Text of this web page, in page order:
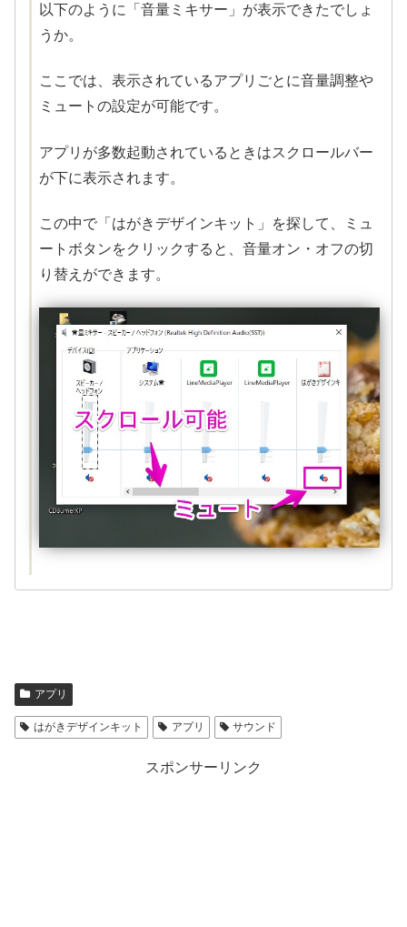
以下のように「音量ミキサー」が表示できたでしょ
うか。
ここでは、表示されているアプリごとに音量調整や
ミュートの設定が可能です。
アプリが多数起動されているときはスクロールバー
が下に表示されます。
この中で「はがきデザインキット」を探して、ミュ
ートボタンをクリックすると、音量オン・オフの切
り替えができます。
アプリ
はがきデザインキット アプリ サウンド
スポンサーリンク